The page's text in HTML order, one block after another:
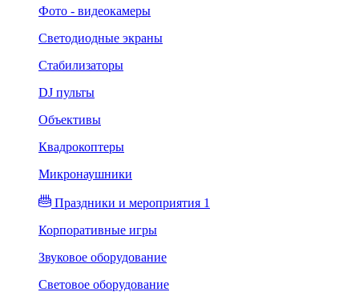
Фото - видеокамеры
Светодиодные экраны
Стабилизаторы
DJ пульты
Объективы
Квадрокоптеры
Микронаушники
Праздники и мероприятия 1
Корпоративные игры
Звуковое оборудование
Световое оборудование